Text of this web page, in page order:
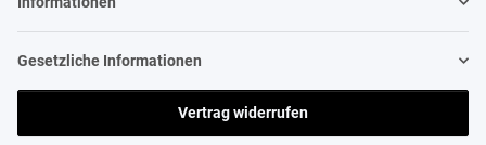
Gesetzliche Informationen
Vertrag widerrufen